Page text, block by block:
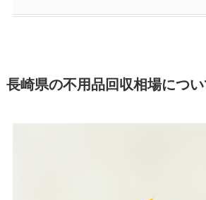
長崎県の不用品回収相場につい